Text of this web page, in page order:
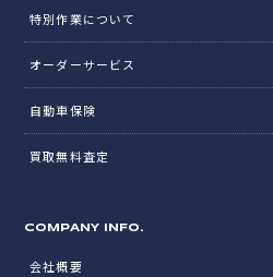
特別作業について
オーダーサービス
自動車保険
買取無料査定
COMPANY INFO.
会社概要